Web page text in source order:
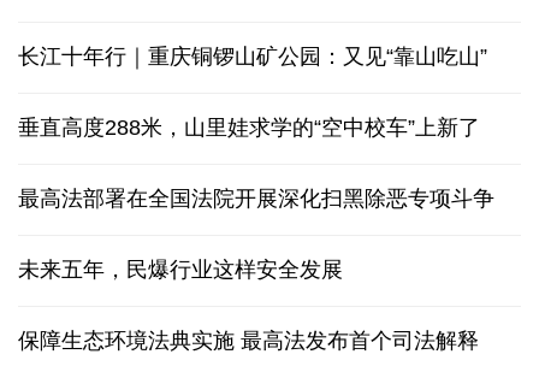
长江十年行｜重庆铜锣山矿公园：又见“靠山吃山”
垂直高度288米，山里娃求学的“空中校车”上新了
最高法部署在全国法院开展深化扫黑除恶专项斗争
未来五年，民爆行业这样安全发展
保障生态环境法典实施 最高法发布首个司法解释